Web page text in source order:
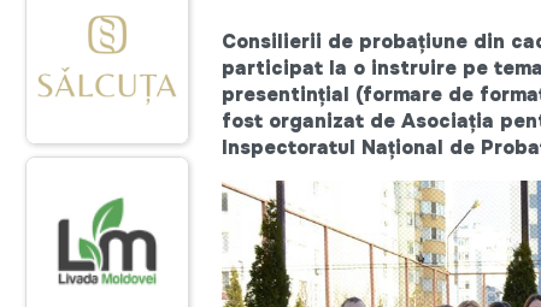
Consilierii de probațiune din
participat la o instruire pe tema
presentințial (formare de
fost organizat de Asociația
Inspectoratul Național de